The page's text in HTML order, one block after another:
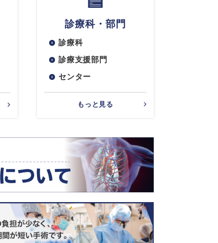
診療科・部門
診療科
診療支援部門
センター
もっと見る